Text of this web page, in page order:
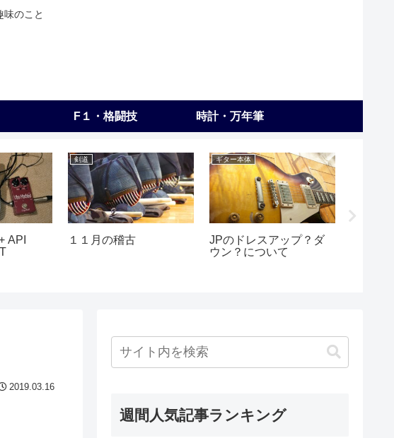
のこと
F１・格闘技 時計・万年筆
API
剣道
１１月の稽古
ギター本体
JPのドレスアップ？ダ
ウン？について
2019.03.16
週間人気記事ランキング